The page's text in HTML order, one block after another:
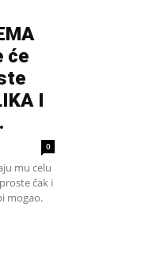
će
I
0
mu celu
čak i
mogao.